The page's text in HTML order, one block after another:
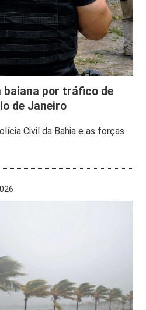
baiana por tráfico de
de Janeiro
Civil da Bahia e as forças